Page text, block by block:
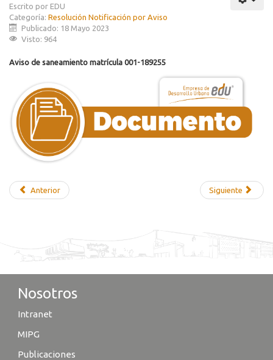
Escrito por EDU
Categoría: Resolución Notificación por Aviso
Publicado: 18 Mayo 2023
Visto: 964
Aviso de saneamiento matrícula 001-189255
Anterior Siguiente
Nosotros
Intranet
MIPG
Publicaciones